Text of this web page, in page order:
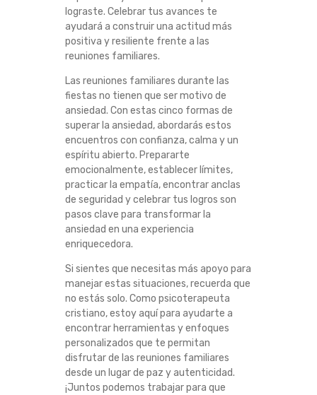
lograste. Celebrar tus avances te
ayudará a construir una actitud más
positiva y resiliente frente a las
reuniones familiares.
Las reuniones familiares durante las
fiestas no tienen que ser motivo de
ansiedad. Con estas cinco formas de
superar la ansiedad, abordarás estos
encuentros con confianza, calma y un
espíritu abierto. Prepararte
emocionalmente, establecer límites,
practicar la empatía, encontrar anclas
de seguridad y celebrar tus logros son
pasos clave para transformar la
ansiedad en una experiencia
enriquecedora.
Si sientes que necesitas más apoyo para
manejar estas situaciones, recuerda que
no estás solo. Como psicoterapeuta
cristiano, estoy aquí para ayudarte a
encontrar herramientas y enfoques
personalizados que te permitan
disfrutar de las reuniones familiares
desde un lugar de paz y autenticidad.
¡Juntos podemos trabajar para que